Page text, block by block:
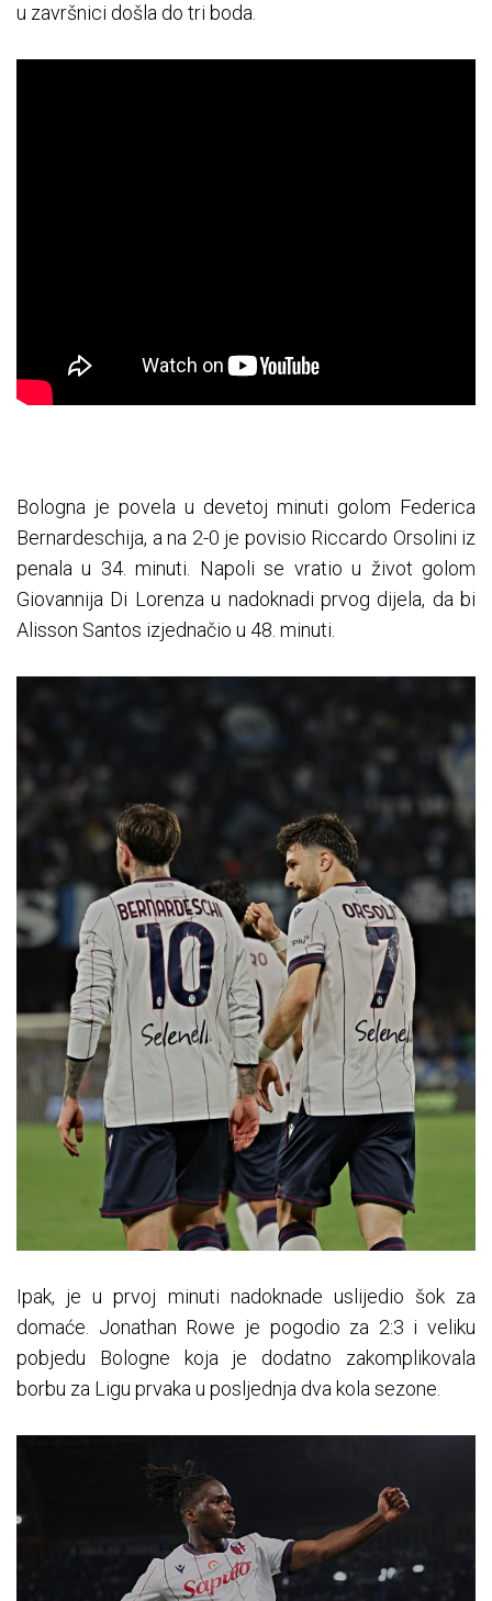
u završnici došla do tri boda.
Bologna je povela u devetoj minuti golom Federica
Bernardeschija, a na 2-0 je povisio Riccardo Orsolini iz
penala u 34. minuti. Napoli se vratio u život golom
Giovannija Di Lorenza u nadoknadi prvog dijela, da bi
Alisson Santos izjednačio u 48. minuti.
Ipak, je u prvoj minuti nadoknade uslijedio šok za
domaće. Jonathan Rowe je pogodio za 2:3 i veliku
pobjedu Bologne koja je dodatno zakomplikovala
borbu za Ligu prvaka u posljednja dva kola sezone.